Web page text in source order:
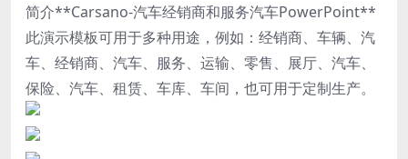
简介**Carsano-汽车经销商和服务汽车PowerPoint**
此演示模板可用于多种用途，例如：经销商、车辆、汽
车、经销商、汽车、服务、运输、零售、展厅、汽车、
保险、汽车、租赁、车库、车间，也可用于定制生产。